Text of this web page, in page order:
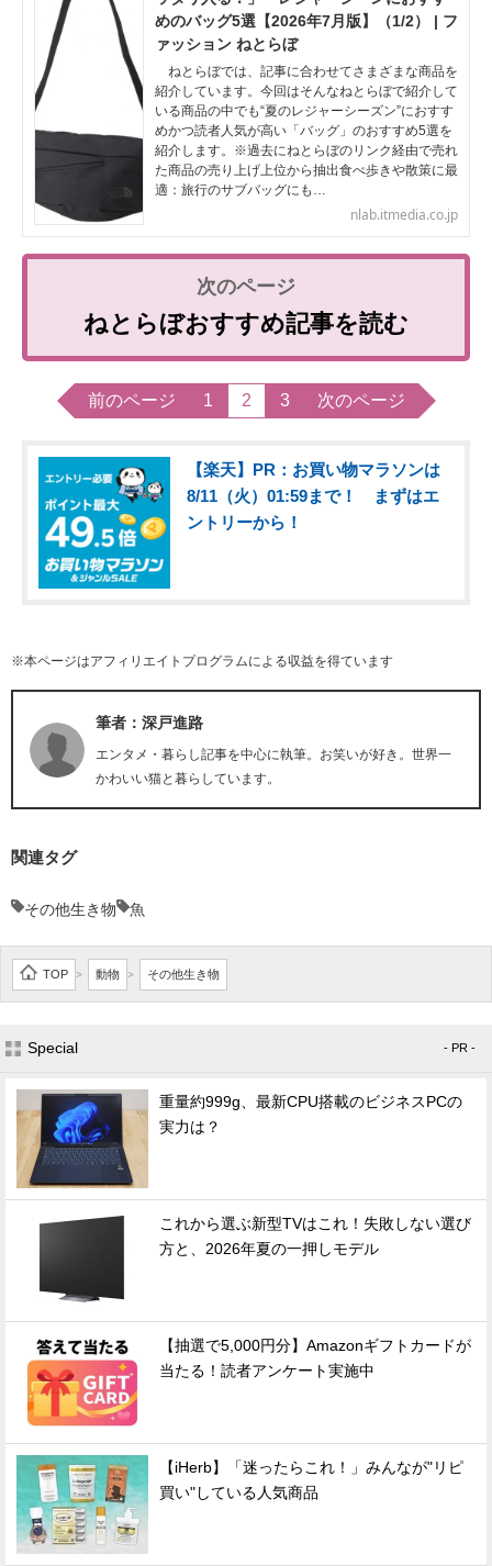
めのバッグ5選【2026年7月版】（1/2） | フ
ァッション ねとらぼ
ねとらぼでは、記事に合わせてさまざまな商品を
紹介しています。今回はそんなねとらぼで紹介して
いる商品の中でも“夏のレジャーシーズン”におすす
めかつ読者人気が高い「バッグ」のおすすめ5選を
紹介します。※過去にねとらぼのリンク経由で売れ
た商品の売り上げ上位から抽出食べ歩きや散策に最
適：旅行のサブバッグにも…
nlab.itmedia.co.jp
ねとらぼおすすめ記事を読む
前のページ 1 2 3 次のページ
【楽天】PR：お買い物マラソンは
8/11（火）01:59まで！ まずはエ
ントリーから！
※本ページはアフィリエイトプログラムによる収益を得ています
筆者：深戸進路
エンタメ・暮らし記事を中心に執筆。お笑いが好き。世界一
かわいい猫と暮らしています。
関連タグ
その他生き物 魚
TOP > 動物 > その他生き物
Special - PR -
重量約999g、最新CPU搭載のビジネスPCの
実力は？
これから選ぶ新型TVはこれ！失敗しない選び
方と、2026年夏の一押しモデル
【抽選で5,000円分】Amazonギフトカードが
当たる！読者アンケート実施中
【iHerb】「迷ったらこれ！」みんなが"リピ
買い"している人気商品